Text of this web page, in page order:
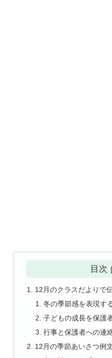
目次
12月のクラスだよりで
冬の季節感を表現す
子どもの成長を保護
行事と保護者への連
12月の季節あいさつ例